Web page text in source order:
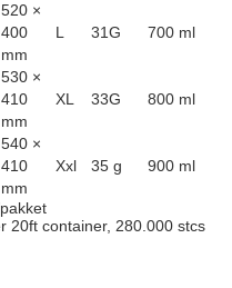
520 ×
400
mm
L 31G 700 ml
530 ×
410
mm
XL 33G 800 ml
540 ×
410
mm
Xxl 35 g 900 ml
20ft container, 280.000 stcs